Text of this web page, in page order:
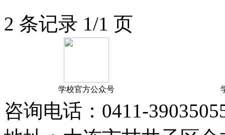
2 条记录 1/1 页
学校官方公众号
咨询电话：0411-